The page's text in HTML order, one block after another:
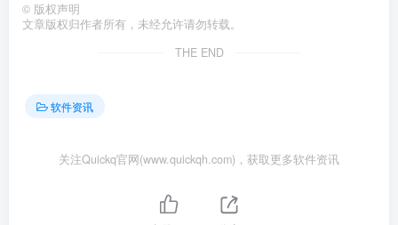
© 版权声明
文章版权归作者所有，未经允许请勿转载。
THE END
软件资讯
关注Quickq官网(www.quickqh.com)，获取更多软件资讯